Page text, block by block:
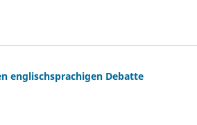
englischsprachigen Debatte